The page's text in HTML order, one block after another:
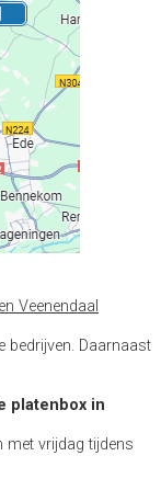
Veenendaal
bedrijven. Daarnaast
platenbox in
met vrijdag tijdens